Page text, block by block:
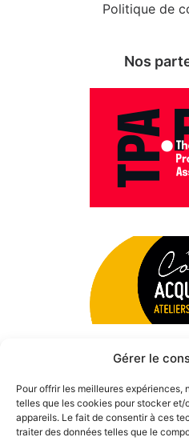
Gérer le
Pour offrir les meilleures expériences,
telles que les cookies pour stocker
appareils. Le fait de consentir à ces
traiter des données telles que le
Politique de
Nos